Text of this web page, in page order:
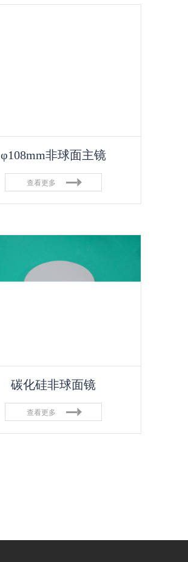
φ108mm非球面主镜
查看更多
碳化硅非球面镜
查看更多